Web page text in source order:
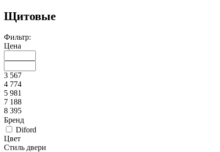
Щитовые
Фильтр:
Цена
3 567
4 774
5 981
7 188
8 395
Бренд
Diford
Цвет
Стиль двери